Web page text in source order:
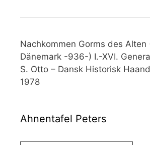
Nachkommen Gorms des Alten
Dänemark -936-) I.-XVI.
S. Otto – Dansk Historisk
1978
Ahnentafel Peters